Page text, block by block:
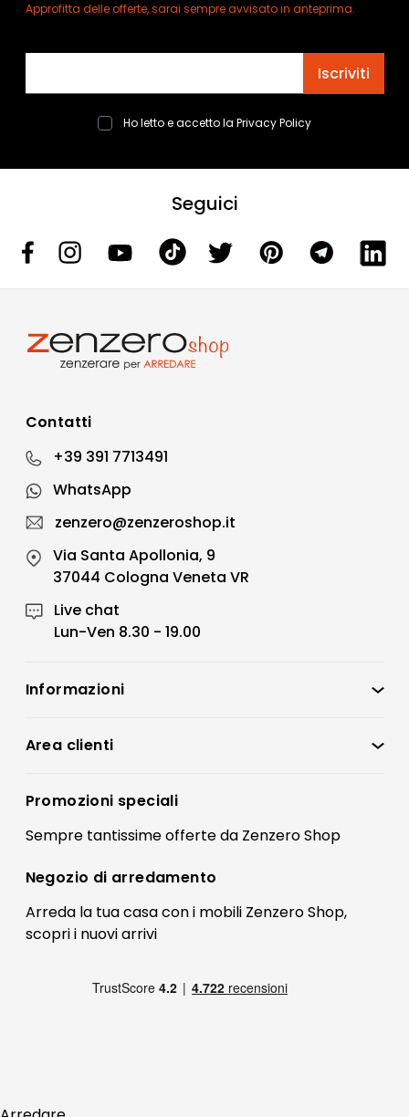
Approfitta delle offerte, sarai sempre avvisato in anteprima.
Iscriviti
Ho letto e accetto la Privacy Policy
Seguici
Contatti
+39 391 7713491
WhatsApp
zenzero@zenzeroshop.it
Via Santa Apollonia, 9
37044 Cologna Veneta VR
Live chat
Lun-Ven 8.30 - 19.00
Informazioni
Condizioni di vendita
Preferenze Cookies
Termini e condizioni
Contatti
FAQ
Pagamenti
Area clienti
Registrati
Il mio account
Promozioni speciali
Sempre tantissimeofferteda Zenzero Shop
Negozio di arredamento
Arreda la tua casa con i mobili Zenzero Shop,
scopri i nuovi arrivi